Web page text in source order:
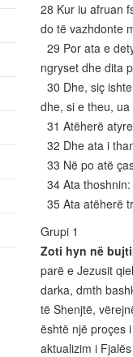
28 Kur iu afruan
do të vazhdonte
29 Por ata e
ngryset dhe dita
30 Dhe, siç
dhe, si e theu,
31 Atëherë
32 Dhe ata i
33 Në po atë
34 Ata
35 Ata atëherë
Grupi 1
Zoti hyn në
parë e Jezusit
darka, dmth
të Shenjtë,
është një proçes
aktualizim i